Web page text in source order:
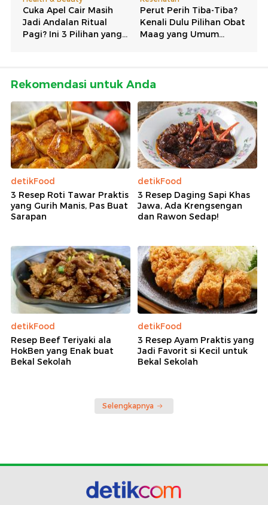
Rekomendasi untuk Anda
detikFood
3 Resep Roti Tawar Praktis
yang Gurih Manis, Pas Buat
Sarapan
detikFood
3 Resep Daging Sapi Khas
Jawa, Ada Krengsengan
dan Rawon Sedap!
detikFood
Resep Beef Teriyaki ala
HokBen yang Enak buat
Bekal Sekolah
detikFood
3 Resep Ayam Praktis yang
Jadi Favorit si Kecil untuk
Bekal Sekolah
Selengkapnya